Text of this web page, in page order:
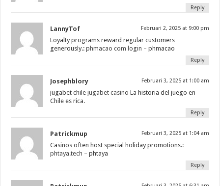
Reply
LannyTof Februari 2, 2025 at 9:00 pm
Loyalty programs reward regular customers
generously.:phmacao com login – phmacao
Reply
Josephblory Februari 3, 2025 at 1:00 am
jugabet chilejugabet casino La historia del juego en
Chile es rica.
Reply
Patrickmup Februari 3, 2025 at 1:04 am
Casinos often host special holiday promotions.:
phtaya.tech – phtaya
Reply